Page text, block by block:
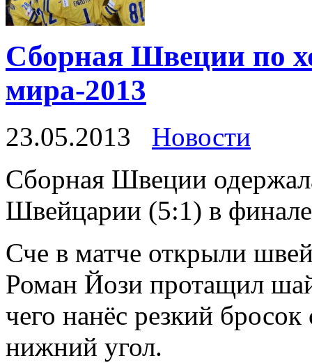
Сборная Швеции по
мира-2013
23.05.2013
Новости
Сборная Швеции
Швейцарии (5:1) в
Сче в матче открыли
Роман Йози протащил
чего нанёс резкий
нижний угол.